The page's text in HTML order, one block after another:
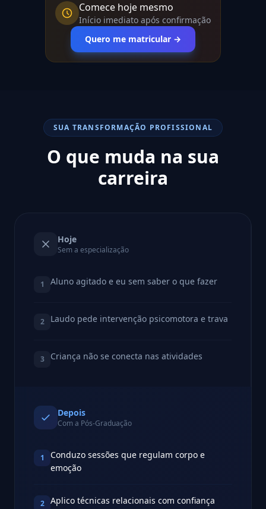
Comece hoje mesmo
Início imediato após confirmação
Quero me matricular →
SUA TRANSFORMAÇÃO PROFISSIONAL
O que muda na sua
carreira
Hoje
Sem a especialização
1 Aluno agitado e eu sem saber o que fazer
2 Laudo pede intervenção psicomotora e trava
3 Criança não se conecta nas atividades
Depois
Com a Pós-Graduação
1
Conduzo sessões que regulam corpo e
emoção
2 Aplico técnicas relacionais com confiança